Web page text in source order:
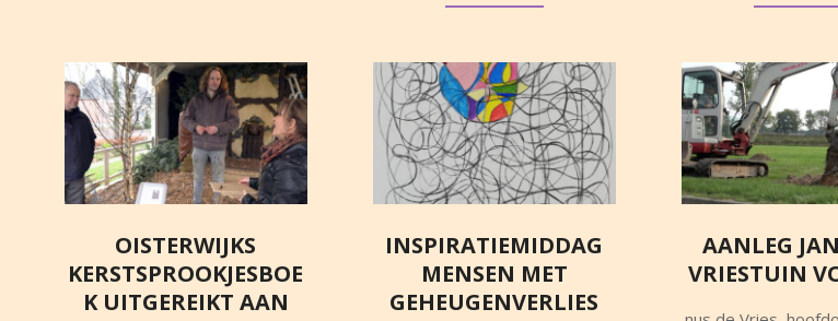
OISTERWIJKS
KERSTSPROOKJESBOE
K UITGEREIKT AAN
INSPIRATIEMIDDAG
MENSEN MET
GEHEUGENVERLIES
AANLEG
VRIESTUIN